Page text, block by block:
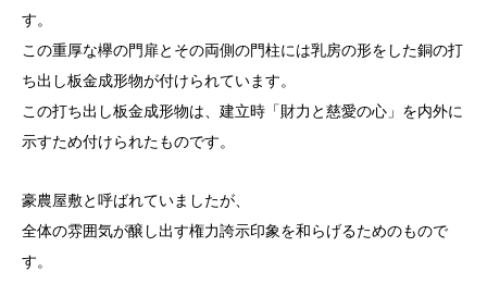
す。
この重厚な欅の門扉とその両側の門柱には乳房の形をした銅の打
ち出し板金成形物が付けられています。
この打ち出し板金成形物は、建立時「財力と慈愛の心」を内外に
示すため付けられたものです。
豪農屋敷と呼ばれていましたが、
全体の雰囲気が醸し出す権力誇示印象を和らげるためのもので
す。